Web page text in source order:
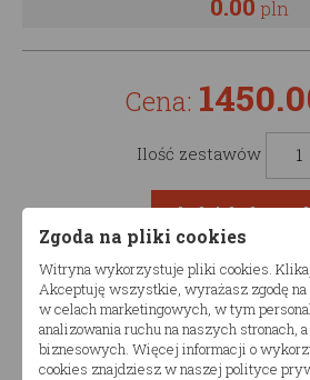
0.00 pln
Cena:
Ilość zestawów
Opis produktu
Łóżko drewniane dziecięce
Zgoda na pliki cookies
Witryna wykorzystuje pliki cookies.
Akceptuję wszystkie, wyrażasz zgodę
w celach marketingowych, w tym
analizowania ruchu na naszych stronach,
biznesowych. Więcej informacji o
cookies znajdziesz w naszej polityce